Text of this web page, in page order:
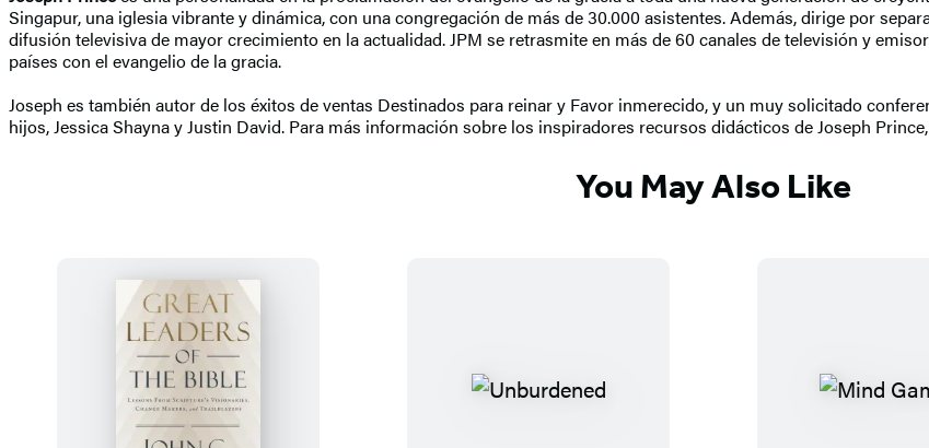
Singapur, una iglesia vibrante y dinámica, con una congregación de más de 30.000 asistentes. Además, dirige por
difusión televisiva de mayor crecimiento en la actualidad. JPM se retrasmite en más de 60 canales de televisión y
países con el evangelio de la gracia.
Joseph es también autor de los éxitos de ventas Destinados para reinar y Favor inmerecido, y un muy solicitado
hijos, Jessica Shayna y Justin David. Para más información sobre los inspiradores recursos didácticos de Joseph
You May Also Like